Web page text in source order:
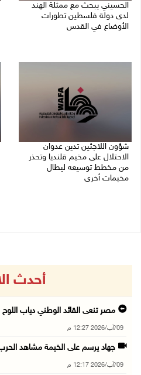
الحسيني يبحث مع ممثلة الهند
لدى دولة فلسطين تطورات
الأوضاع في القدس
شؤون اللاجئين تدين عدوان
الاحتلال على مخيم قلنديا وتحذر
من مخطط توسيعه ليطال
مخيمات أخرى
أحدث
مصر تنعى القائد الوطني دياب اللوح
09/آب/2026 12:27 م
جهاد يرسم على الخيمة مشاهد
09/آب/2026 12:17 م